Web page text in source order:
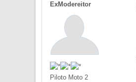
ExModereitor
Piloto Moto 2